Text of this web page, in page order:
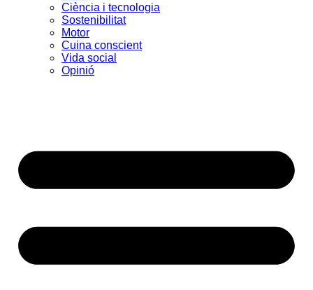
Ciència i tecnologia
Sostenibilitat
Motor
Cuina conscient
Vida social
Opinió